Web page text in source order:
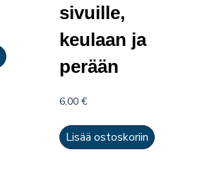
sivuille,
keulaan ja
perään
6,00€
Lisää ostoskoriin